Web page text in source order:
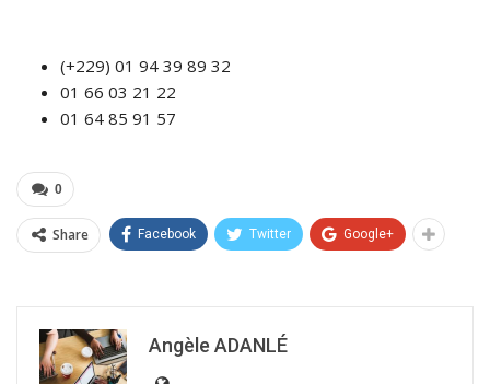
(+229) 01 94 39 89 32
01 66 03 21 22
01 64 85 91 57
0
Share Facebook Twitter Google+
Angèle ADANLÉ